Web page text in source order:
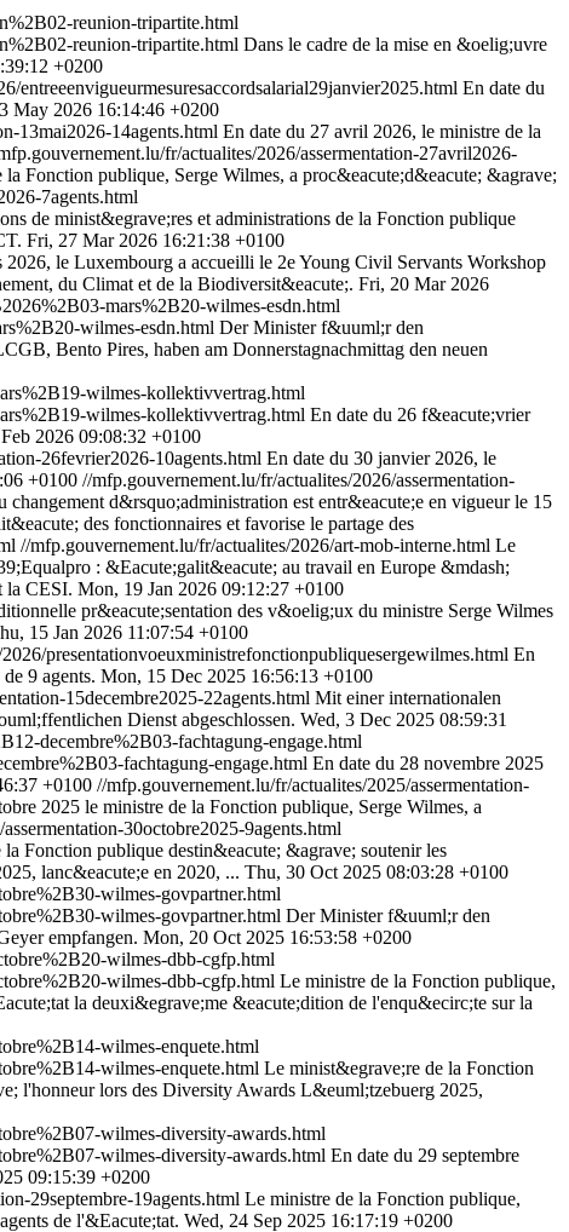
reunion-tripartite.html
reunion-tripartite.html Dans le cadre de la mise en &oelig;uvre
+0200
entreeenvigueurmesuresaccordsalarial29janvier2025.html En date du
May 2026 16:14:46 +0200
13mai2026-14agents.html En date du 27 avril 2026, le ministre de la
fr/actualites/2026/assermentation-27avril2026-
Fonction publique, Serge Wilmes, a proc&eacute;d&eacute; &agrave;
7agents.html
de minist&egrave;res et administrations de la Fonction publique
Fri, 27 Mar 2026 16:21:38 +0100
2026, le Luxembourg a accueilli le 2e Young Civil Servants Workshop
du Climat et de la Biodiversit&eacute;. Fri, 20 Mar 2026
mars%2B20-wilmes-esdn.html
wilmes-esdn.html Der Minister f&uuml;r den
Bento Pires, haben am Donnerstagnachmittag den neuen
wilmes-kollektivvertrag.html
wilmes-kollektivvertrag.html En date du 26 f&eacute;vrier
2026 09:08:32 +0100
26fevrier2026-10agents.html En date du 30 janvier 2026, le
+0100 //mfp.gouvernement.lu/fr/actualites/2026/assermentation-
changement d&rsquo;administration est entr&eacute;e en vigueur le 15
des fonctionnaires et favorise le partage des
//mfp.gouvernement.lu/fr/actualites/2026/art-mob-interne.html Le
: &Eacute;galit&eacute; au travail en Europe &mdash;
la CESI. Mon, 19 Jan 2026 09:12:27 +0100
pr&eacute;sentation des v&oelig;ux du ministre Serge Wilmes
15 Jan 2026 11:07:54 +0100
presentationvoeuxministrefonctionpubliquesergewilmes.html En
9 agents. Mon, 15 Dec 2025 16:56:13 +0100
15decembre2025-22agents.html Mit einer internationalen
Dienst abgeschlossen. Wed, 3 Dec 2025 08:59:31
decembre%2B03-fachtagung-engage.html
fachtagung-engage.html En date du 28 novembre 2025
+0100 //mfp.gouvernement.lu/fr/actualites/2025/assermentation-
2025 le ministre de la Fonction publique, Serge Wilmes, a
30octobre2025-9agents.html
Fonction publique destin&eacute; &agrave; soutenir les
lanc&eacute;e en 2020, ... Thu, 30 Oct 2025 08:03:28 +0100
wilmes-govpartner.html
wilmes-govpartner.html Der Minister f&uuml;r den
empfangen. Mon, 20 Oct 2025 16:53:58 +0200
wilmes-dbb-cgfp.html
wilmes-dbb-cgfp.html Le ministre de la Fonction publique,
la deuxi&egrave;me &eacute;dition de l'enqu&ecirc;te sur la
wilmes-enquete.html
wilmes-enquete.html Le minist&egrave;re de la Fonction
l'honneur lors des Diversity Awards L&euml;tzebuerg 2025,
wilmes-diversity-awards.html
wilmes-diversity-awards.html En date du 29 septembre
09:15:39 +0200
29septembre-19agents.html Le ministre de la Fonction publique,
de l'&Eacute;tat. Wed, 24 Sep 2025 16:17:19 +0200